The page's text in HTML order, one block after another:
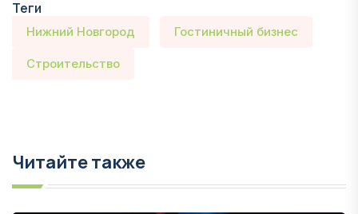
Теги
Нижний Новгород Гостиничный бизнес
Строительство
Читайте также